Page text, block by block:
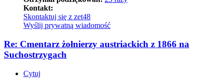
Kontakt:
Skontaktuj się z zet48
Wyślij prywatną wiadomość
Re: Cmentarz żołnierzy austriackich z 1866 na
Suchostrzygach
Cytuj